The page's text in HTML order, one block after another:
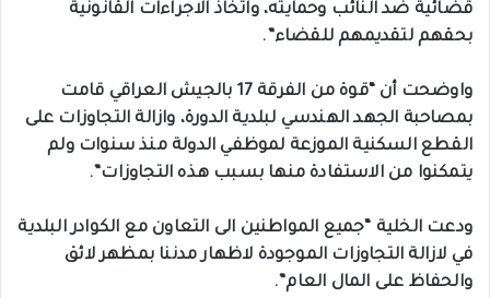
قضائية ضد النائب وحمايته، واتخاذ الاجراءات القانونية
بحقهم لتقديمهم للقضاء”.
واوضحت أن “قوة من الفرقة 17 بالجيش العراقي قامت
بمصاحبة الجهد الهندسي لبلدية الدورة، وازالة التجاوزات على
القطع السكنية الموزعة لموظفي الدولة منذ سنوات ولم
يتمكنوا من الاستفادة منها بسبب هذه التجاوزات”.
ودعت الخلية “جميع المواطنين الى التعاون مع الكوادر البلدية
في لازالة التجاوزات الموجودة لاظهار مدننا بمظهر لائق
والحفاظ على المال العام”.